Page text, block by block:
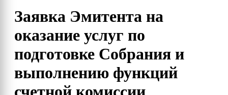
Заявка Эмитента на
оказание услуг по
подготовке Собрания и
выполнению функций